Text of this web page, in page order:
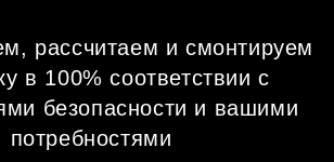
рассчитаем и смонтируем
в 100% соответствии с
безопасности и вашими
потребностями